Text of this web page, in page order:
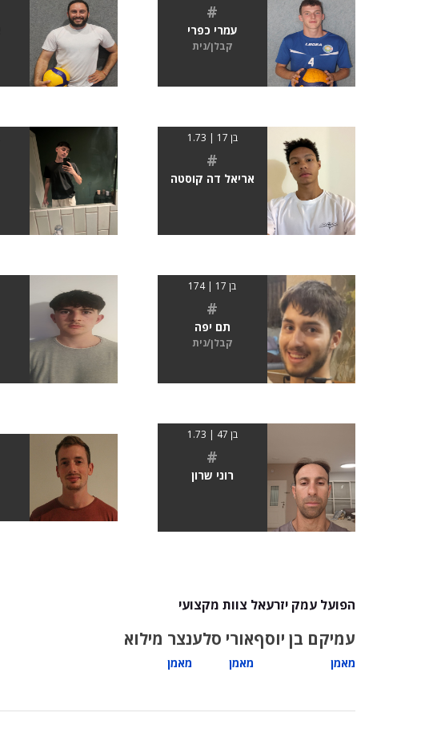
#
עמרי כפרי
קבלן/נית
בן 17 | 1.73
#
אריאל דה קוסטה
בן 17 | 174
#
תם יפה
קבלן/נית
בן 47 | 1.73
#
רוני שרון
הפועל עמק יזרעאל צוות מקצועי
עמיקם בן יוסף
מאמן
אורי סלע
מאמן
נצר מילוא
מאמן